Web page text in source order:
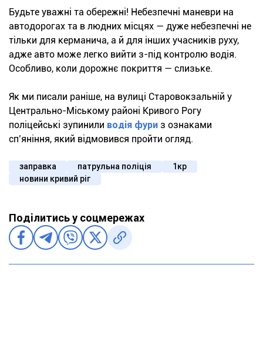
Будьте уважні та обережні! Небезпечні маневри на
автодорогах та в людних місцях — дуже небезпечні не
тільки для керманича, а й для інших учасників руху,
адже авто може легко вийти з-під контролю водія.
Особливо, коли дорожнє покриття — слизьке.
Як ми писали раніше, на вулиці Старовокзальній у
Центрально-Міському районі Кривого Рогу
поліцейські зупинили водія фури з ознаками
сп’яніння, який відмовився пройти огляд.
заправка патрульна поліція
1кр
новини кривий ріг
Поділитись у соцмережах